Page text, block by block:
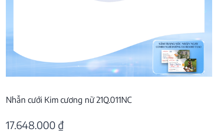
Nhẫn cưới Kim cương nữ 21Q.011NC
17.648.000 ₫